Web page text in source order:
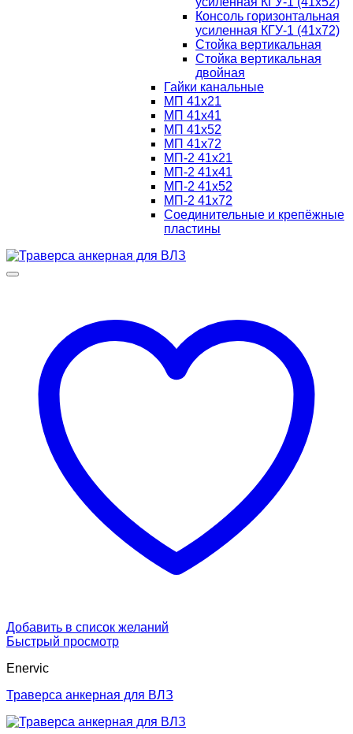
Консоль горизонтальная
усиленная КГУ-1 (41х72)
Стойка вертикальная
Стойка вертикальная
двойная
Гайки канальные
МП 41х21
МП 41х41
МП 41х52
МП 41х72
МП-2 41х21
МП-2 41х41
МП-2 41х52
МП-2 41х72
Соединительные и крепёжные
пластины
Добавить в список желаний
Быстрый просмотр
Enervic
Траверса анкерная для ВЛЗ